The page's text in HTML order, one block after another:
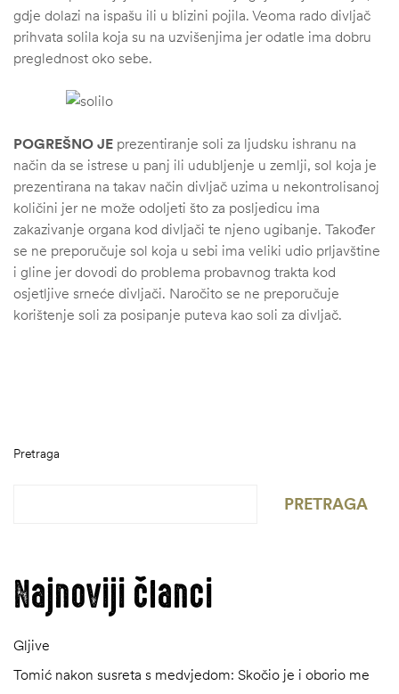
gdje dolazi na ispašu ili u blizini pojila. Veoma rado divljač
prihvata solila koja su na uzvišenjima jer odatle ima dobru
preglednost oko sebe.
POGREŠNO JE prezentiranje soli za ljudsku ishranu na
način da se istrese u panj ili udubljenje u zemlji, sol koja je
prezentirana na takav način divljač uzima u nekontrolisanoj
količini jer ne može odoljeti što za posljedicu ima
zakazivanje organa kod divljači te njeno ugibanje. Također
se ne preporučuje sol koja u sebi ima veliki udio prljavštine
i gline jer dovodi do problema probavnog trakta kod
osjetljive srneće divljači. Naročito se ne preporučuje
korištenje soli za posipanje puteva kao soli za divljač.
Pretraga
PRETRAGA
Najnoviji članci
Gljive
Tomić nakon susreta s medvjedom: Skočio je i oborio me